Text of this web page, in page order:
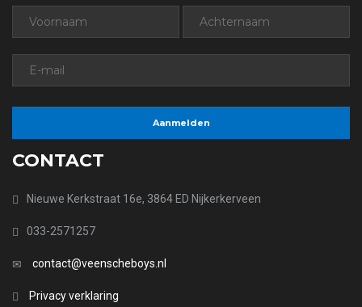
CONTACT
Nieuwe Kerkstraat 16e, 3864 ED Nijkerkerveen
033-2571257
contact@veenscheboys.nl
Privacy verklaring